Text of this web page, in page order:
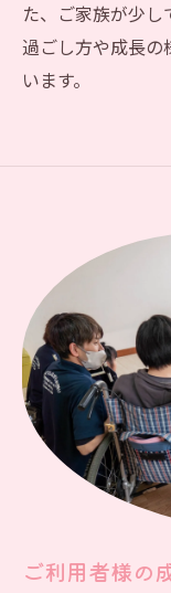
た、ご家族が少
過ごし方や成長の
います。
ご利用者様の